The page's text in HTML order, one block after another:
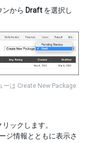
ンから Draft を選択し
ーは Create New Package
ックします。
ジ情報とともに表示さ